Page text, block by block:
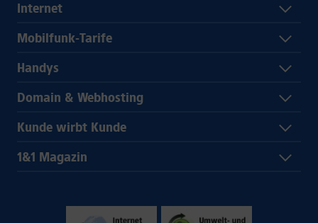
Internet
Mobilfunk-Tarife
Handys
Domain & Webhosting
Kunde wirbt Kunde
1&1 Magazin